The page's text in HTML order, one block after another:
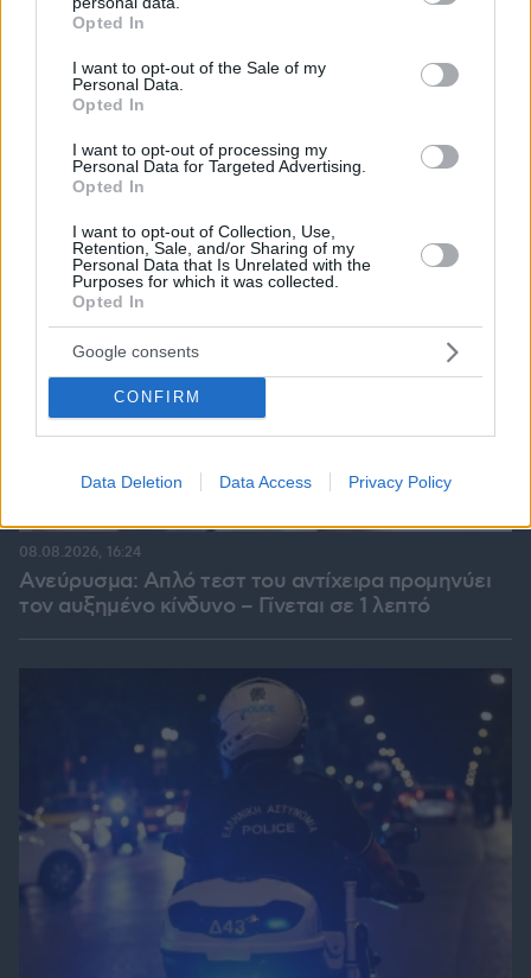
grant or deny consent to Google and its third-party tags to
use your data for below specified purposes in below Google
consent section.
Opted In
I want to opt-out of the Sale of my
Personal Data.
Opted In
I want to opt-out of processing my
Personal Data for Targeted Advertising.
Opted In
I want to opt-out of Collection, Use,
Retention, Sale, and/or Sharing of my
Personal Data that Is Unrelated with the
Purposes for which it was collected.
Opted In
Google consents
CONFIRM
Data Deletion Data Access Privacy Policy
Ανεύρυσμα: Απλό τεστ του αντίχειρα προμηνύει
τον αυξημένο κίνδυνο – Γίνεται σε 1 λεπτό
08.08.2026, 16:24